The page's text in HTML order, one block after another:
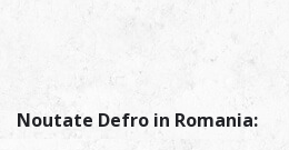
Noutate Defro in Romania: